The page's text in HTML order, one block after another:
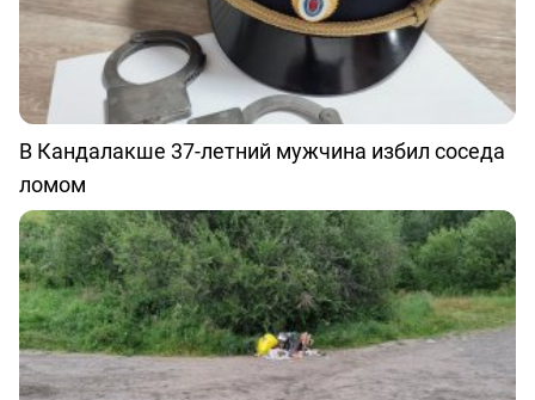
В Кандалакше 37-летний мужчина избил соседа
ломом